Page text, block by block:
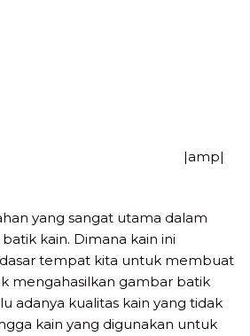
|amp|
yang sangat utama dalam
kain. Dimana kain ini
tempat kita untuk membuat
mengahasilkan gambar batik
adanya kualitas kain yang tidak
kain yang digunakan untuk